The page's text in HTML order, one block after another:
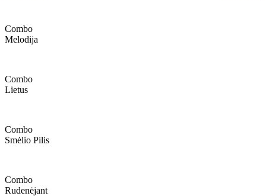
Combo
Melodija
Combo
Lietus
Combo
Smėlio Pilis
Combo
Rudenėjant